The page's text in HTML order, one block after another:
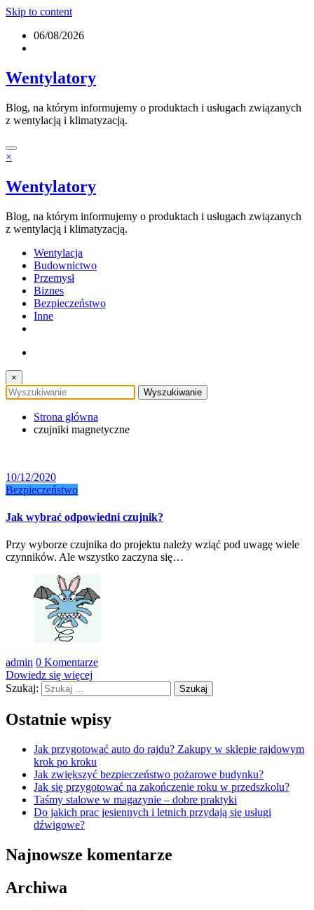
Skip to content
06/08/2026
Wentylatory
Blog, na którym informujemy o produktach i usługach związanych
z wentylacją i klimatyzacją.
×
Wentylatory
Blog, na którym informujemy o produktach i usługach związanych
z wentylacją i klimatyzacją.
Wentylacja
Budownictwo
Przemysł
Biznes
Bezpieczeństwo
Inne
×
Strona główna
czujniki magnetyczne
10/12/2020
Bezpieczeństwo
Jak wybrać odpowiedni czujnik?
Przy wyborze czujnika do projektu należy wziąć pod uwagę wiele
czynników. Ale wszystko zaczyna się…
admin 0 Komentarze
Dowiedz się więcej
Szukaj:
Ostatnie wpisy
Jak przygotować auto do rajdu? Zakupy w sklepie rajdowym
krok po kroku
Jak zwiększyć bezpieczeństwo pożarowe budynku?
Jak się przygotować na zakończenie roku w przedszkolu?
Taśmy stalowe w magazynie – dobre praktyki
Do jakich prac jesiennych i letnich przydają się usługi
dźwigowe?
Najnowsze komentarze
Archiwa